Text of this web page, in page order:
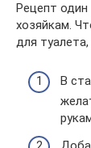
Рецепт один
хозяйкам.
для
В